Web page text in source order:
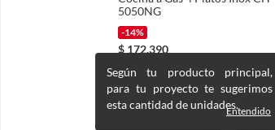
5050NG
-14%
$ 172.390
199.990
Según tu producto principal,
para tu proyecto te sugerimos
esta cantidad de unidades.Entendido